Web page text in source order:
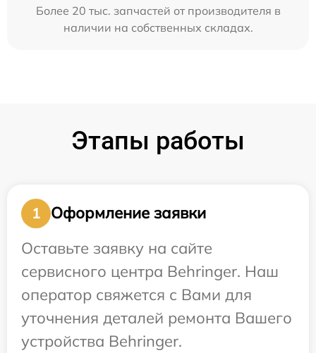
Более 20 тыс. запчастей от производителя в
наличии на собственных складах.
Этапы работы
1
Оформление заявки
Оставьте заявку на сайте
сервисного центра Behringer. Наш
оператор свяжется с Вами для
уточнения деталей ремонта Вашего
устройства Behringer.